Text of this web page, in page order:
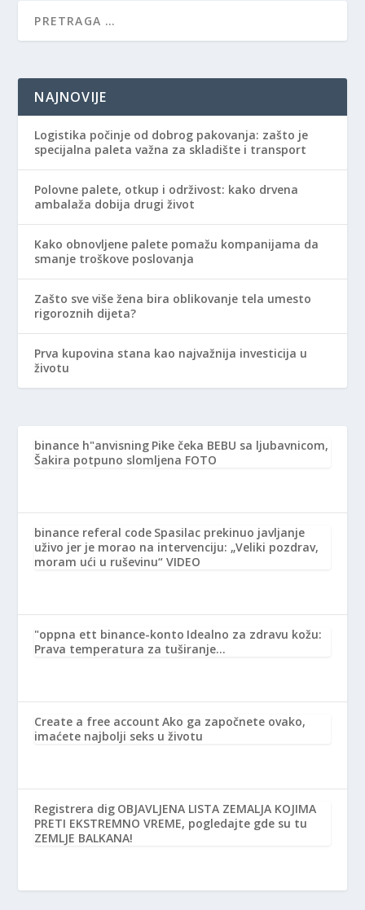
NAJNOVIJE
Logistika počinje od dobrog pakovanja: zašto je
specijalna paleta važna za skladište i transport
Polovne palete, otkup i održivost: kako drvena
ambalaža dobija drugi život
Kako obnovljene palete pomažu kompanijama da
smanje troškove poslovanja
Zašto sve više žena bira oblikovanje tela umesto
rigoroznih dijeta?
Prva kupovina stana kao najvažnija investicija u
životu
binance h"anvisning Pike čeka BEBU sa ljubavnicom,
Šakira potpuno slomljena FOTO
binance referal code Spasilac prekinuo javljanje
uživo jer je morao na intervenciju: „Veliki pozdrav,
moram ući u ruševinu“ VIDEO
"oppna ett binance-konto Idealno za zdravu kožu:
Prava temperatura za tuširanje…
Create a free account Ako ga započnete ovako,
imaćete najbolji seks u životu
Registrera dig OBJAVLJENA LISTA ZEMALJA KOJIMA
PRETI EKSTREMNO VREME, pogledajte gde su tu
ZEMLJE BALKANA!